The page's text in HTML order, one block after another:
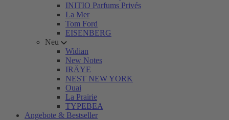
INITIO Parfums Privés
La Mer
Tom Ford
EISENBERG
Neu
Widian
New Notes
IRÄYE
NEST NEW YORK
Ouai
La Prairie
TYPEBEA
Angebote & Bestseller